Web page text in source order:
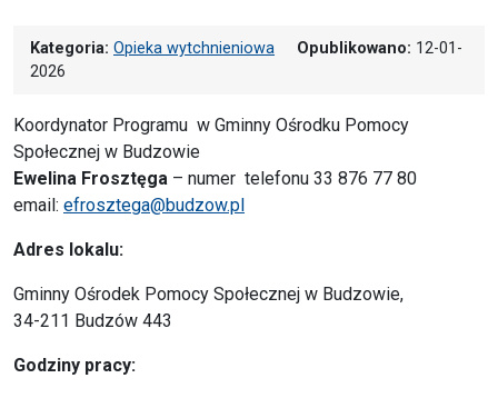
Kategoria: Opieka wytchnieniowa Opublikowano: 12-01-
2026
Koordynator Programu w Gminny Ośrodku Pomocy
Społecznej w Budzowie
Ewelina Frosztęga – numer telefonu 33 876 77 80
email: efrosztega@budzow.pl
Adres lokalu:
Gminny Ośrodek Pomocy Społecznej w Budzowie,
34-211 Budzów 443
Godziny pracy: